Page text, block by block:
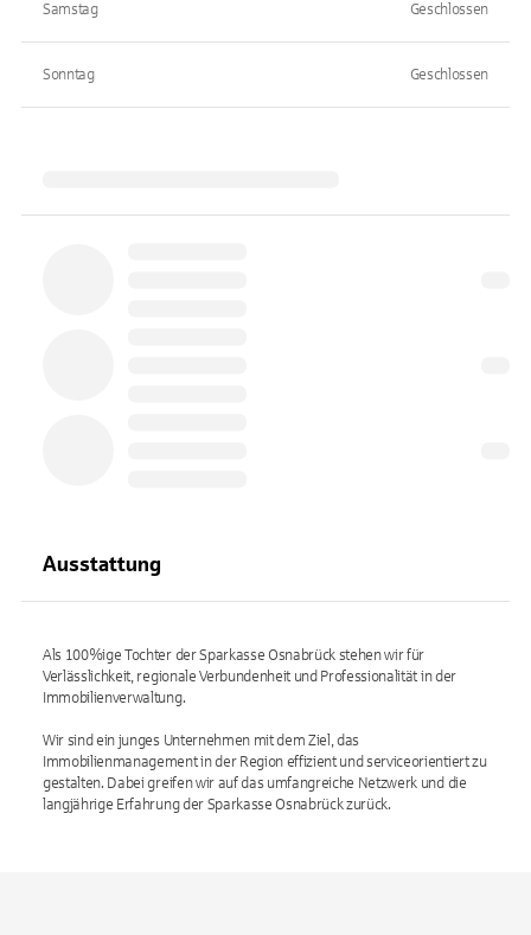
Samstag Geschlossen
Sonntag Geschlossen
Ausstattung
Als 100%ige Tochter der Sparkasse Osnabrück stehen wir für
Verlässlichkeit, regionale Verbundenheit und Professionalität in der
Immobilienverwaltung.
Wir sind ein junges Unternehmen mit dem Ziel, das
Immobilienmanagement in der Region effizient und serviceorientiert zu
gestalten. Dabei greifen wir auf das umfangreiche Netzwerk und die
langjährige Erfahrung der Sparkasse Osnabrück zurück.